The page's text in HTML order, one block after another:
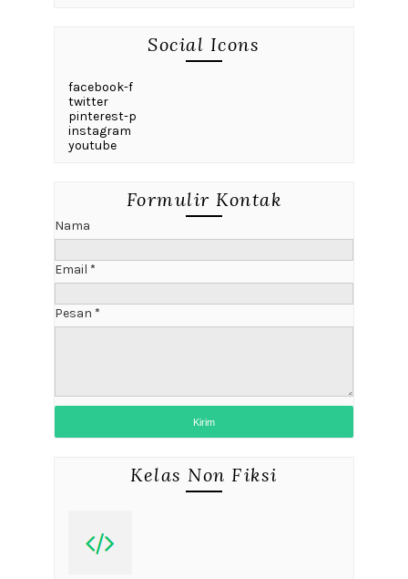
Social Icons
facebook-f
twitter
pinterest-p
instagram
youtube
Formulir Kontak
Nama
Email *
Pesan *
Kelas Non Fiksi